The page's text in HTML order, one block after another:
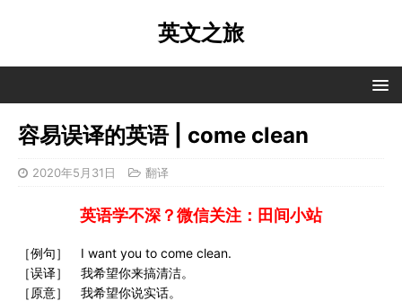
英文之旅
容易误译的英语 | come clean
2020年5月31日 翻译
英语学不深？微信关注：田间小站
［例句］ I want you to come clean.
［误译］ 我希望你来搞清洁。
［原意］ 我希望你说实话。